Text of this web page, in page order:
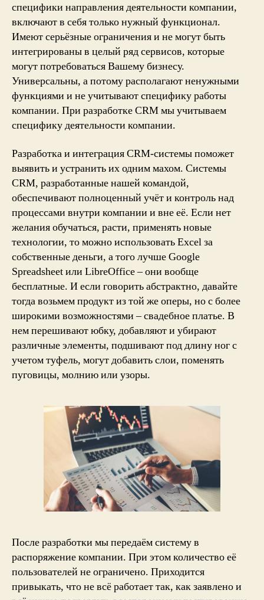
специфики направления деятельности компании,
включают в себя только нужный функционал.
Имеют серьёзные ограничения и не могут быть
интегрированы в целый ряд сервисов, которые
могут потребоваться Вашему бизнесу.
Универсальны, а потому располагают ненужными
функциями и не учитывают специфику работы
компании. При разработке CRM мы учитываем
специфику деятельности компании.
Разработка и интеграция CRM-системы поможет
выявить и устранить их одним махом. Системы
CRM, разработанные нашей командой,
обеспечивают полноценный учёт и контроль над
процессами внутри компании и вне её. Если нет
желания обучаться, расти, применять новые
технологии, то можно использовать Excel за
собственные деньги, а того лучше Google
Spreadsheet или LibreOffice – они вообще
бесплатные. И если говорить абстрактно, давайте
тогда возьмем продукт из той же оперы, но с более
широкими возможностями – свадебное платье. В
нем перешивают юбку, добавляют и убирают
различные элементы, подшивают под длину ног с
учетом туфель, могут добавить слои, поменять
пуговицы, молнию или узоры.
После разработки мы передаём систему в
распоряжение компании. При этом количество её
пользователей не ограничено. Приходится
привыкать, что не всё работает так, как заявлено и